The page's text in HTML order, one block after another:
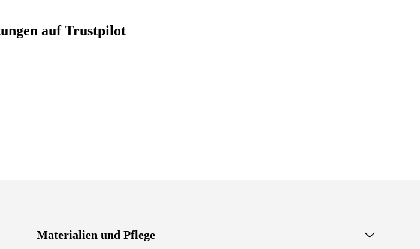
auf Trustpilot
Materialien und Pflege